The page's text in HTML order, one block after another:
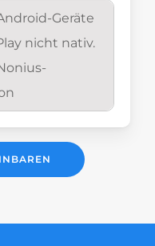
Geräte
nicht nativ.